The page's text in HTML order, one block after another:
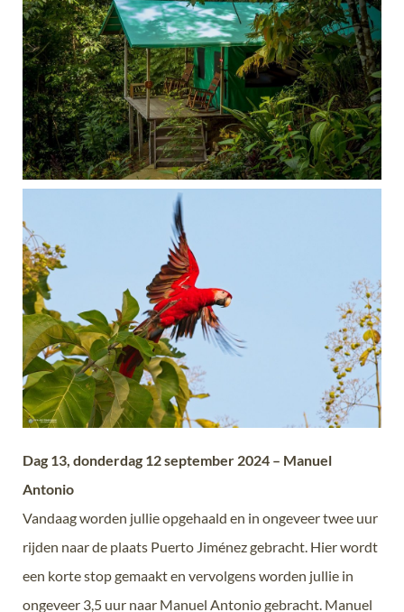
Dag 13, donderdag 12 september 2024 – Manuel
Antonio
Vandaag worden jullie opgehaald en in ongeveer twee uur
rijden naar de plaats Puerto Jiménez gebracht. Hier wordt
een korte stop gemaakt en vervolgens worden jullie in
ongeveer 3,5 uur naar Manuel Antonio gebracht. Manuel